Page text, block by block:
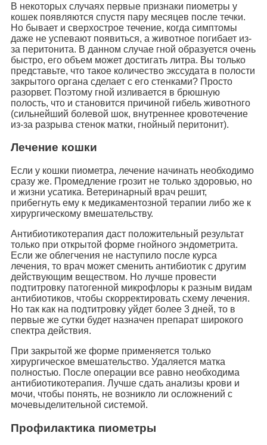
В некоторых случаях первые признаки пиометры у
кошек появляются спустя пару месяцев после течки.
Но бывает и сверхострое течение, когда симптомы
даже не успевают появиться, а животное погибает из-
за перитонита. В данном случае гной образуется очень
быстро, его объем может достигать литра. Вы только
представьте, что такое количество экссудата в полости
закрытого органа сделает с его стенками? Просто
разорвет. Поэтому гной изливается в брюшную
полость, что и становится причиной гибель животного
(сильнейший болевой шок, внутреннее кровотечение
из-за разрыва стенок матки, гнойный перитонит).
Лечение кошки
Если у кошки пиометра, лечение начинать необходимо
сразу же. Промедление грозит не только здоровью, но
и жизни усатика. Ветеринарный врач решит,
прибегнуть ему к медикаментозной терапии либо же к
хирургическому вмешательству.
Антибиотикотерапия даст положительный результат
только при открытой форме гнойного эндометрита.
Если же облегчения не наступило после курса
лечения, то врач может сменить антибиотик с другим
действующим веществом. Но лучше провести
подтитровку патогенной микрофлоры к разным видам
антибиотиков, чтобы скорректировать схему лечения.
Но так как на подтитровку уйдет более 3 дней, то в
первые же сутки будет назначен препарат широкого
спектра действия.
При закрытой же форме применяется только
хирургическое вмешательство. Удаляется матка
полностью. После операции все равно необходима
антибиотикотерапия. Лучше сдать анализы крови и
мочи, чтобы понять, не возникло ли осложнений с
мочевыделительной системой.
Профилактика пиометры